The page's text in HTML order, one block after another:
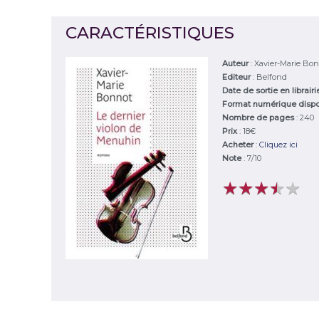
CARACTÉRISTIQUES
Auteur: Xavier-Marie
Editeur: Belfond
Date de sortie en
Format numérique
Nombre de pages: 240
Prix: 18€
Acheter: Cliquez ici
Note: 7/10
★★★★★
★★★★★